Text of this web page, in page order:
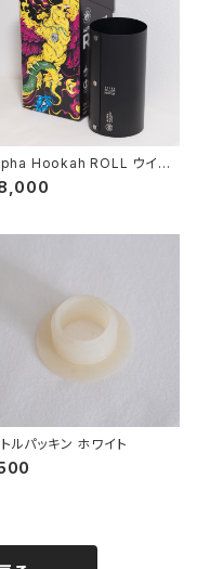
Hookah ROLL ウイン
クリーン
ルパッキン ホワイト